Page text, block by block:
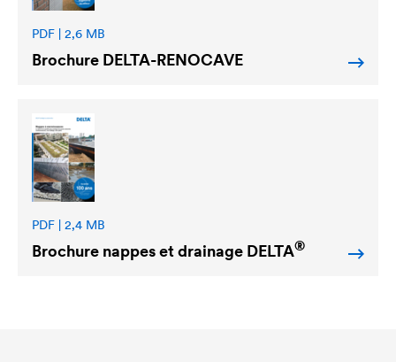
PDF | 2,6 MB
Brochure DELTA-RENOCAVE
PDF | 2,4 MB
Brochure nappes et drainage DELTA®